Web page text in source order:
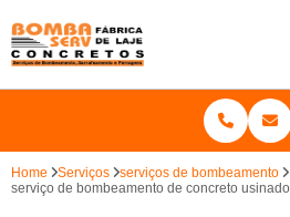
Home Serviços
serviços de bombeamento
serviço de bombeamento de concreto usinado